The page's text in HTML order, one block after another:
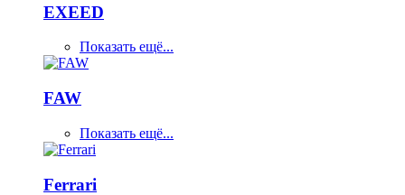
EXEED
Показать ещё...
FAW
Показать ещё...
Ferrari